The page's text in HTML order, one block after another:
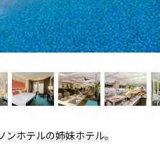
ホテルの姉妹ホテル。